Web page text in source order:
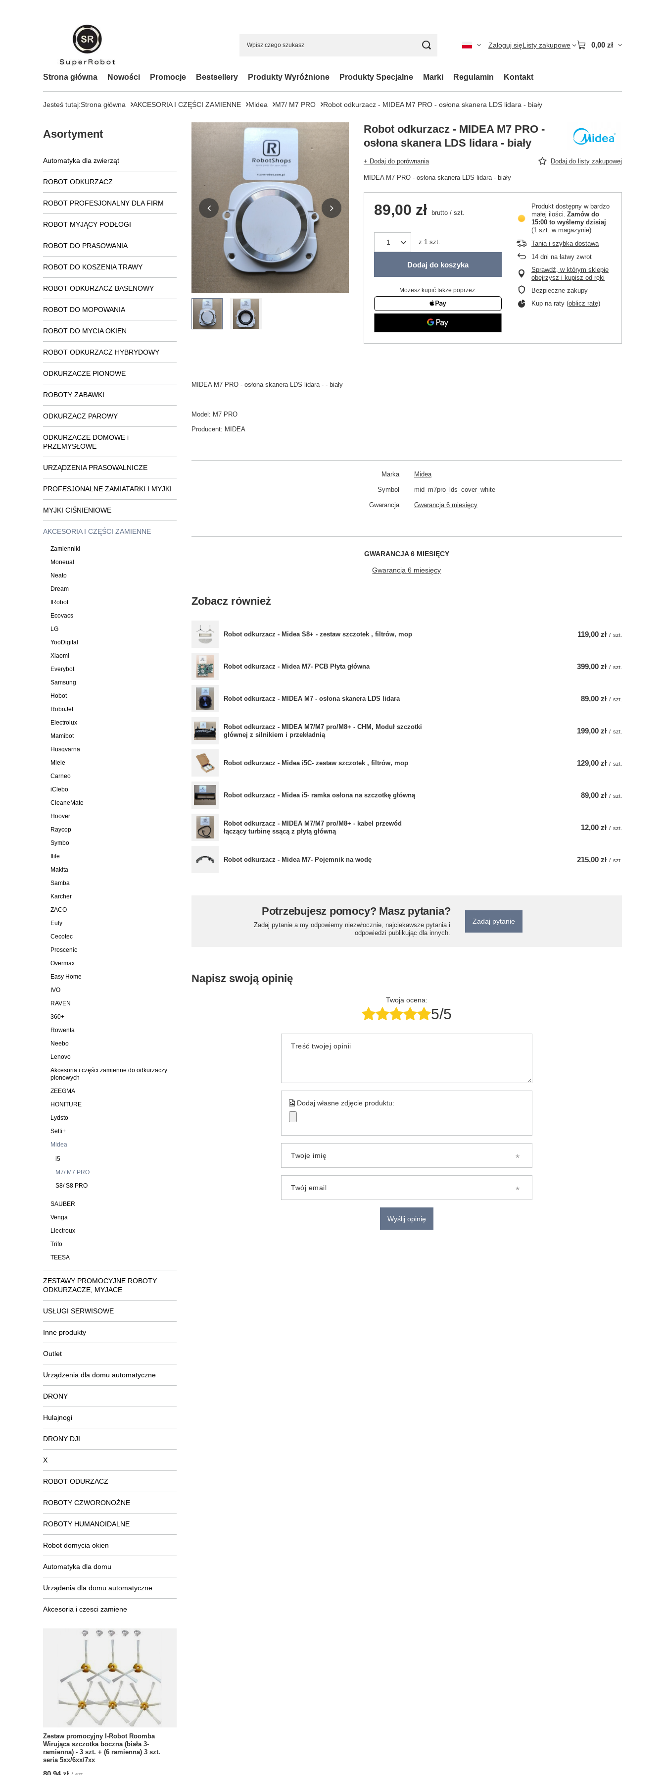
Zaloguj sięListy zakupowe 0,00 zł
Strona główna Nowości Promocje Bestsellery Produkty Wyróżnione Produkty Specjalne Marki Regulamin Kontakt
Jesteś tutaj:Strona główna AKCESORIA I CZĘŚCI ZAMIENNE Midea M7/ M7 PRO Robot odkurzacz - MIDEA M7 PRO - osłona skanera LDS lidara - biały
Asortyment
Automatyka dla zwierząt
ROBOT ODKURZACZ
ROBOT PROFESJONALNY DLA FIRM
ROBOT MYJĄCY PODŁOGI
ROBOT DO PRASOWANIA
ROBOT DO KOSZENIA TRAWY
ROBOT ODKURZACZ BASENOWY
ROBOT DO MOPOWANIA
ROBOT DO MYCIA OKIEN
ROBOT ODKURZACZ HYBRYDOWY
ODKURZACZE PIONOWE
ROBOTY ZABAWKI
ODKURZACZ PAROWY
ODKURZACZE DOMOWE i
PRZEMYSŁOWE
URZĄDZENIA PRASOWALNICZE
PROFESJONALNE ZAMIATARKI I MYJKI
MYJKI CIŚNIENIOWE
AKCESORIA I CZĘŚCI ZAMIENNE
Zamienniki
Moneual
Neato
Dream
IRobot
Ecovacs
LG
YooDigital
Xiaomi
Everybot
Samsung
Hobot
RoboJet
Electrolux
Mamibot
Husqvarna
Miele
Carneo
iClebo
CleaneMate
Hoover
Raycop
Symbo
Ilife
Makita
Samba
Karcher
ZACO
Eufy
Cecotec
Proscenic
Overmax
Easy Home
IVO
RAVEN
360+
Rowenta
Neebo
Lenovo
Akcesoria i części zamienne do odkurzaczy
pionowych
ZEEGMA
HONITURE
Lydsto
Setti+
Midea
i5
M7/ M7 PRO
S8/ S8 PRO
SAUBER
Venga
Liectroux
Trifo
TEESA
ZESTAWY PROMOCYJNE ROBOTY
ODKURZACZE, MYJACE
USŁUGI SERWISOWE
Inne produkty
Outlet
Urządzenia dla domu automatyczne
DRONY
Hulajnogi
DRONY DJI
X
ROBOT ODURZACZ
ROBOTY CZWORONOŻNE
ROBOTY HUMANOIDALNE
Robot domycia okien
Automatyka dla domu
Urządenia dla domu automatyczne
Akcesoria i czesci zamiene
Zestaw promocyjny I-Robot Roomba
Wirująca szczotka boczna (biała 3-
ramienna) - 3 szt. + (6 ramienna) 3 szt.
seria 5xx/6xx/7xx
Robot odkurzacz - MIDEA M7 PRO -
osłona skanera LDS lidara - biały
+ Dodaj do porównania Dodaj do listy zakupowej
MIDEA M7 PRO - osłona skanera LDS lidara - biały
89,00 zł brutto / szt.
z 1 szt.
Dodaj do koszyka
Możesz kupić także poprzez:
Produkt dostępny w bardzo
małej ilości Zamów do
15:00 to wyślemy dzisiaj
(1 szt. w magazynie)
Tania i szybka dostawa
14 dni na łatwy zwrot
Sprawdź, w którym sklepie
obejrzysz i kupisz od ręki
Bezpieczne zakupy
Kup na raty (oblicz ratę)
MIDEA M7 PRO - osłona skanera LDS lidara - - biały
Model: M7 PRO
Producent: MIDEA
Marka Midea
Symbol mid_m7pro_lds_cover_white
Gwarancja Gwarancja 6 miesięcy
GWARANCJA 6 MIESIĘCY
Gwarancja 6 miesięcy
Zobacz również
Robot odkurzacz - Midea S8+ - zestaw szczotek , filtrów, mop 119,00 zł / szt.
Robot odkurzacz - Midea M7- PCB Płyta główna 399,00 zł / szt.
Robot odkurzacz - MIDEA M7 - osłona skanera LDS lidara 89,00 zł / szt.
Robot odkurzacz - MIDEA M7/M7 pro/M8+ - CHM, Moduł szczotki
głównej z silnikiem i przekładnią
199,00 zł / szt.
Robot odkurzacz - Midea i5C- zestaw szczotek , filtrów, mop 129,00 zł / szt.
Robot odkurzacz - Midea i5- ramka osłona na szczotkę główną 89,00 zł / szt.
Robot odkurzacz - MIDEA M7/M7 pro/M8+ - kabel przewód
łączący turbinę ssącą z płytą główną
12,00 zł / szt.
Robot odkurzacz - Midea M7- Pojemnik na wodę 215,00 zł / szt.
Potrzebujesz pomocy? Masz pytania?
Zadaj pytanie a my odpowiemy niezwłocznie, najciekawsze pytania i
odpowiedzi publikując dla innych.
Zadaj pytanie
Napisz swoją opinię
Twoja ocena:
5/5
Treść twojej opinii
Dodaj własne zdjęcie produktu:
Twoje imię
Twój email
Wyślij opinię